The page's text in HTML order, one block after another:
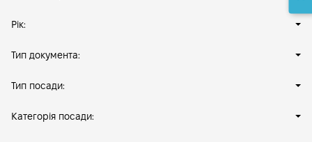
Рік:
Тип документа:
Тип посади:
Категорія посади: